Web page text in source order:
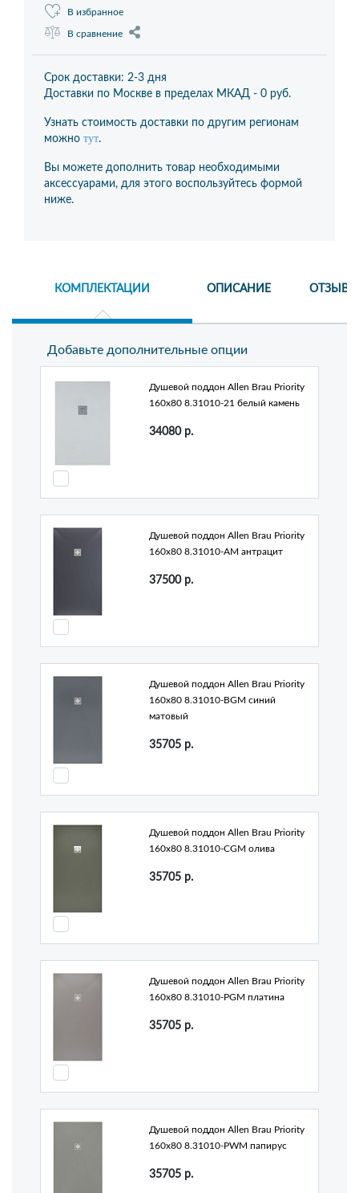
В избранное
В сравнение
Срок доставки: 2-3 дня
Доставки по Москве в пределах МКАД - 0 руб.
Узнать стоимость доставки по другим регионам
можно тут.
Вы можете дополнить товар необходимыми
аксессуарами, для этого воспользуйтесь формой
ниже.
КОМПЛЕКТАЦИИ ОПИСАНИЕ ОТЗЫВЫ
Добавьте дополнительные опции
Душевой поддон Allen Brau Priority
160x80 8.31010-21 белый камень
34080р.
Душевой поддон Allen Brau Priority
160x80 8.31010-AM антрацит
37500р.
Душевой поддон Allen Brau Priority
160x80 8.31010-BGM синий
матовый
35705 р.
Душевой поддон Allen Brau Priority
160x80 8.31010-CGM олива
35705 р.
Душевой поддон Allen Brau Priority
160x80 8.31010-PGM платина
35705 р.
Душевой поддон Allen Brau Priority
160x80 8.31010-PWM папирус
35705 р.